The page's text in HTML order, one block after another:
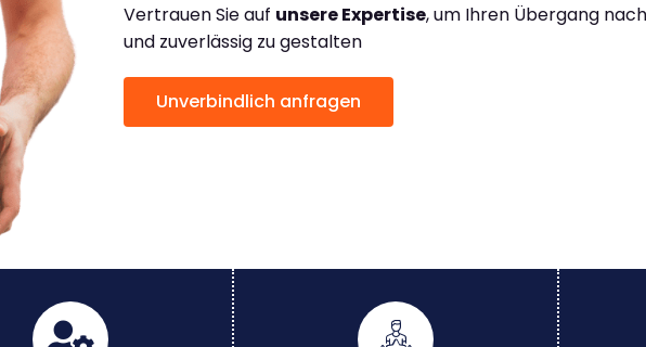
Vertrauen Sie auf unsere Expertise, um Ihren Übergang
und zuverlässig zu gestalten
Unverbindlich anfragen